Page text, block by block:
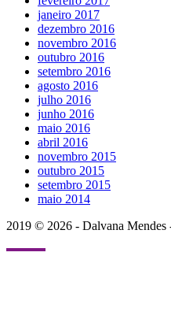
janeiro 2017
dezembro 2016
novembro 2016
outubro 2016
setembro 2016
agosto 2016
julho 2016
junho 2016
maio 2016
abril 2016
novembro 2015
outubro 2015
setembro 2015
maio 2014
2019 © 2026 - Dalvana Mendes